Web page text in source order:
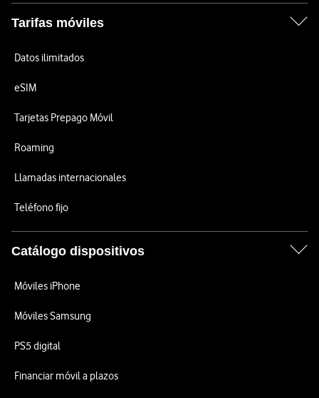
Tarifas móviles
Datos ilimitados
eSIM
Tarjetas Prepago Móvil
Roaming
Llamadas internacionales
Teléfono fijo
Catálogo dispositivos
Móviles iPhone
Móviles Samsung
PS5 digital
Financiar móvil a plazos